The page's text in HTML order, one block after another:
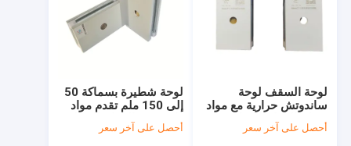
لوحة شطيرة بسماكة 50
إلى 150 ملم تقدم مواد
واجهة من الفولاذ المجلفن
والألومنيوم والفولاذ
أحصل على آخر سعر
لوحة السقف لوحة
ساندوتش حرارية مع مواد
سطح الفولاذ المغلفة
التي توفر العزل الحراري
أحصل على آخر سعر